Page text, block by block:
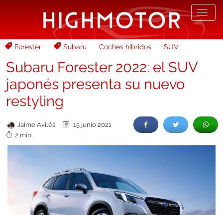
Forester Subaru Coches híbridos SUV
Subaru Forester 2022: el SUV
japonés presenta su nuevo
restyling
Jaime Avilés
15 junio 2021
2 min.